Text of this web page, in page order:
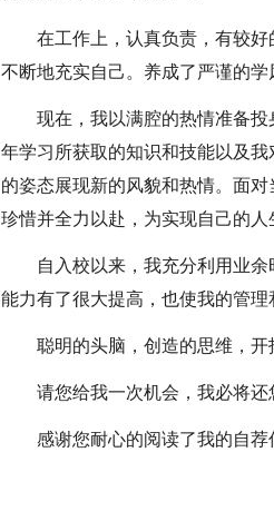
在工作上，认真负责，有较
不断地充实自己。养成了严谨的
现在，我以满腔的热情准备
年学习所获取的知识和技能以及
的姿态展现新的风貌和热情。面
珍惜并全力以赴，为实现自己的人
自入校以来，我充分利用业
能力有了很大提高，也使我的管理
聪明的头脑，创造的思维，开
请您给我一次机会，我必将还
感谢您耐心的阅读了我的自荐